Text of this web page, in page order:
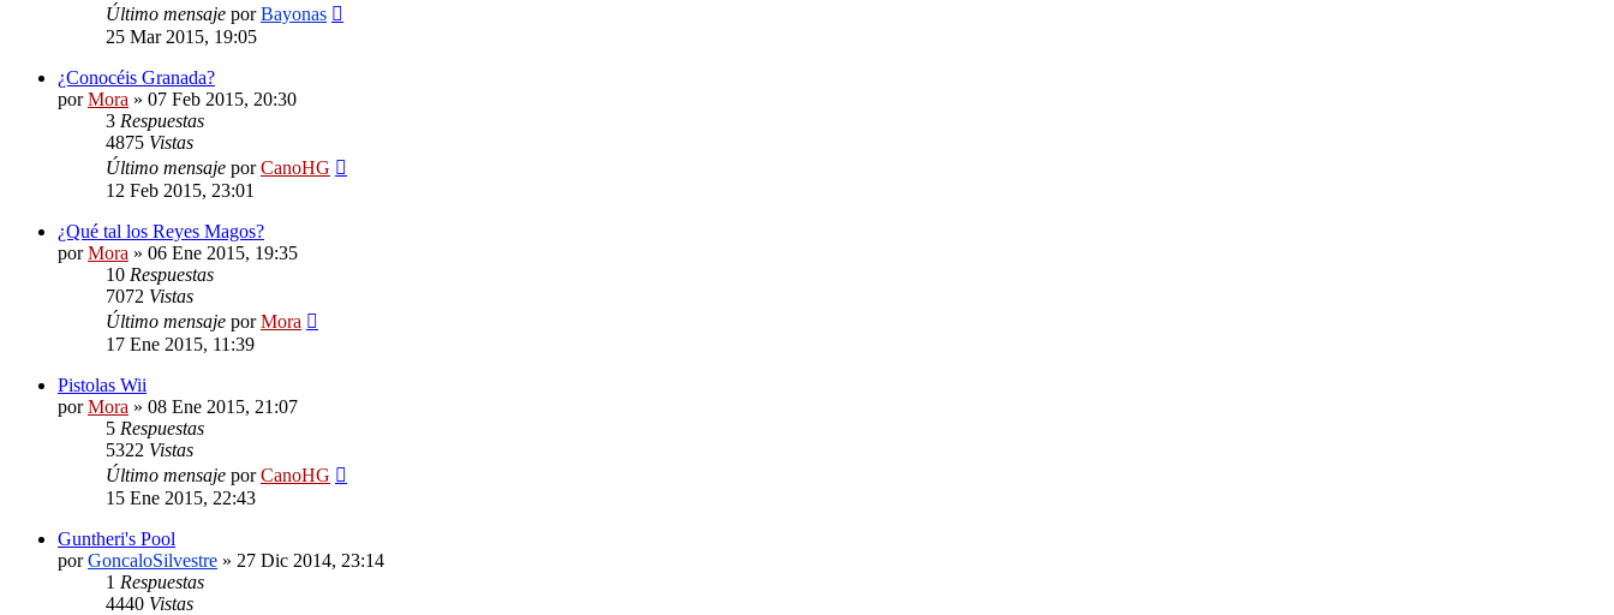
Último mensaje porBayonas
25 Mar 2015, 19:05
¿Conocéis Granada?
porMora » 07 Feb 2015, 20:30
3 Respuestas
4875 Vistas
Último mensaje porCanoHG
12 Feb 2015, 23:01
¿Qué tal los Reyes Magos?
porMora » 06 Ene 2015, 19:35
10 Respuestas
7072 Vistas
Último mensaje porMora
17 Ene 2015, 11:39
Pistolas Wii
porMora » 08 Ene 2015, 21:07
5 Respuestas
5322 Vistas
Último mensaje porCanoHG
15 Ene 2015, 22:43
Guntheri's Pool
porGoncaloSilvestre » 27 Dic 2014, 23:14
1 Respuestas
4440 Vistas